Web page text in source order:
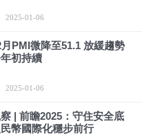
2025-01-06
PMI微降至51.1 放緩趨勢
初持續
2025-01-06
| 前瞻2025：守住安全底
幣國際化穩步前行